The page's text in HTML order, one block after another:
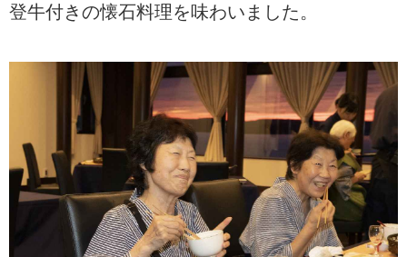
登牛付きの懐石料理を味わいました。